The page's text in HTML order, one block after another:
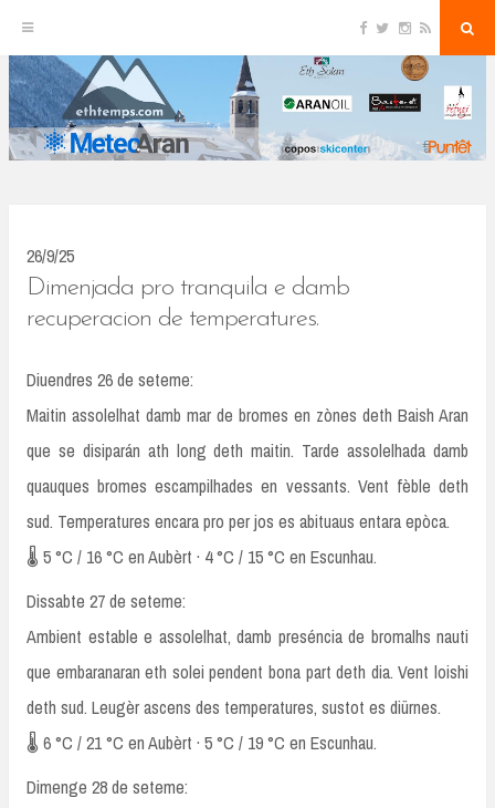
k
i
p
c
o
o
i
e
r
s
t
a
g
r
m
R
S
a
26/9/25
Dimenjada pro tranquila e damb
recuperacion de temperatures.
Diuendres 26 de seteme:
Maitin assolelhat damb mar de bromes en zònes deth Baish Aran
que se disiparán ath long deth maitin. Tarde assolelhada damb
quauques bromes escampilhades en vessants. Vent fèble deth
sud. Temperatures encara pro per jos es abituaus entara epòca.
🌡️ 5 °C / 16 °C en Aubèrt · 4 °C / 15 °C en Escunhau.
Dissabte 27 de seteme:
Ambient estable e assolelhat, damb preséncia de bromalhs nauti
que embaranaran eth solei pendent bona part deth dia. Vent loishi
deth sud. Leugèr ascens des temperatures, sustot es diürnes.
🌡️ 6 °C / 21 °C en Aubèrt · 5 °C / 19 °C en Escunhau.
Dimenge 28 de seteme: